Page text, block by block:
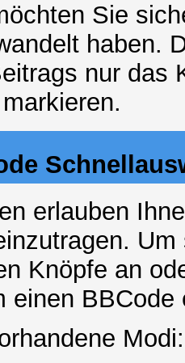
Sie
haben.
nur das
erlauben
Knöpfe an
einen BBCode